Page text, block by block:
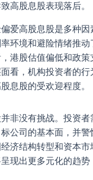
高股息股表现落后。
爱高股息股是多种因
环境和避险情绪推
港股估值偏低和政
看，机构投资者的
息股的受欢迎程度。
非没有挑战。投资
公司的基本面，并
济结构转型和资本
现出更多元化的趋